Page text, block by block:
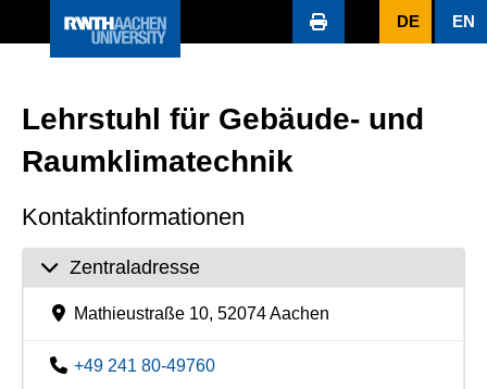
DE EN
Lehrstuhl für Gebäude- und
Raumklimatechnik
Kontaktinformationen
Zentraladresse
Mathieustraße 10, 52074 Aachen
+49 241 80-49760